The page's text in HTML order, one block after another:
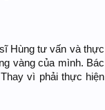
Hùng tư vấn và thực
vàng của mình. Bác
vì phải thực hiện